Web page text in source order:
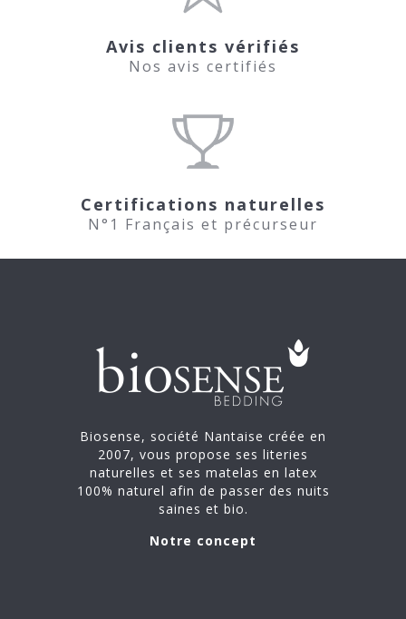
Avis clients vérifiés
Nos avis certifiés
Certifications naturelles
N°1 Français et précurseur
Biosense, société Nantaise créée en
2007, vous propose ses literies
naturelles et ses matelas en latex
100% naturel afin de passer des nuits
saines et bio.
Notre concept